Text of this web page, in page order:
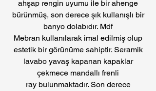
ahşap rengin uyumu ile bir ahenge
bürünmüş, son derece şık kullanışlı bir
banyo dolabıdır. Mdf
Mebran kullanılarak imal edilmiş olup
estetik bir görünüme sahiptir. Seramik
lavabo yavaş kapanan kapaklar
çekmece mandallı frenli
ray bulunmaktadır. Son derece